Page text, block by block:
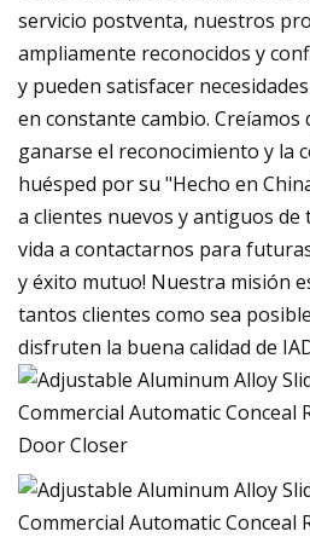
servicio postventa, nuestros
ampliamente reconocidos y
y pueden satisfacer
en constante cambio. Creíamos
ganarse el reconocimiento y la
huésped por su "Hecho en
a clientes nuevos y antiguos de
vida a contactarnos para
y éxito mutuo! Nuestra misión
tantos clientes como sea
disfruten la buena calidad de